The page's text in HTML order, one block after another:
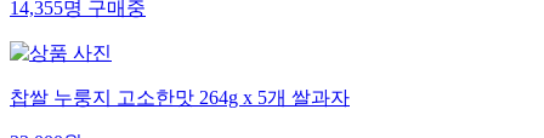
14,355명구매중
찹쌀 누룽지 고소한맛 264g x 5개 쌀과자